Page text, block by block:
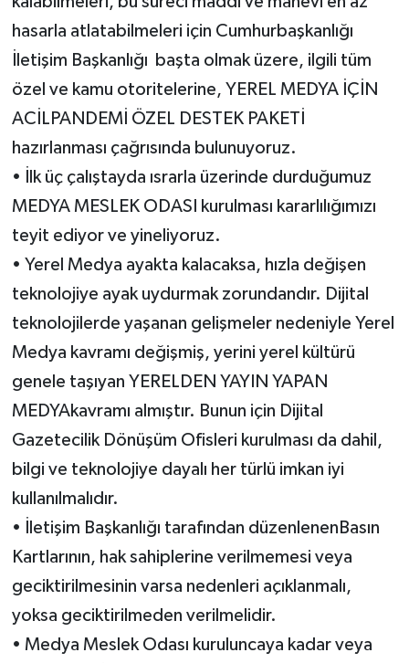
hasarla atlatabilmeleri için Cumhurbaşkanlığı
İletişim Başkanlığı başta olmak üzere, ilgili tüm
özel ve kamu otoritelerine, YEREL MEDYA İÇİN
ACİL PANDEMİ ÖZEL DESTEK PAKETİ
hazırlanması çağrısında bulunuyoruz.
•
İlk üç çalıştayda ısrarla üzerinde durduğumuz
MEDYA MESLEK ODASI kurulması kararlılığımızı
teyit ediyor ve yineliyoruz.
• Yerel Medya ayakta kalacaksa, hızla değişen
teknolojiye ayak uydurmak zorundandır. Dijital
teknolojilerde yaşanan gelişmeler nedeniyle Yerel
Medya kavramı değişmiş, yerini yerel kültürü
genele taşıyan YERELDEN YAYIN YAPAN
MEDYAkavramı almıştır. Bunun için Dijital
Gazetecilik Dönüşüm Ofisleri kurulması da dahil,
bilgi ve teknolojiye dayalı her türlü imkan iyi
kullanılmalıdır.
•
İletişim Başkanlığı tarafından düzenlenen Basın
Kartlarının, hak sahiplerine verilmemesi veya
geciktirilmesinin varsa nedenleri açıklanmalı,
yoksa geciktirilmeden verilmelidir.
• Medya Meslek Odası kuruluncaya kadar veya